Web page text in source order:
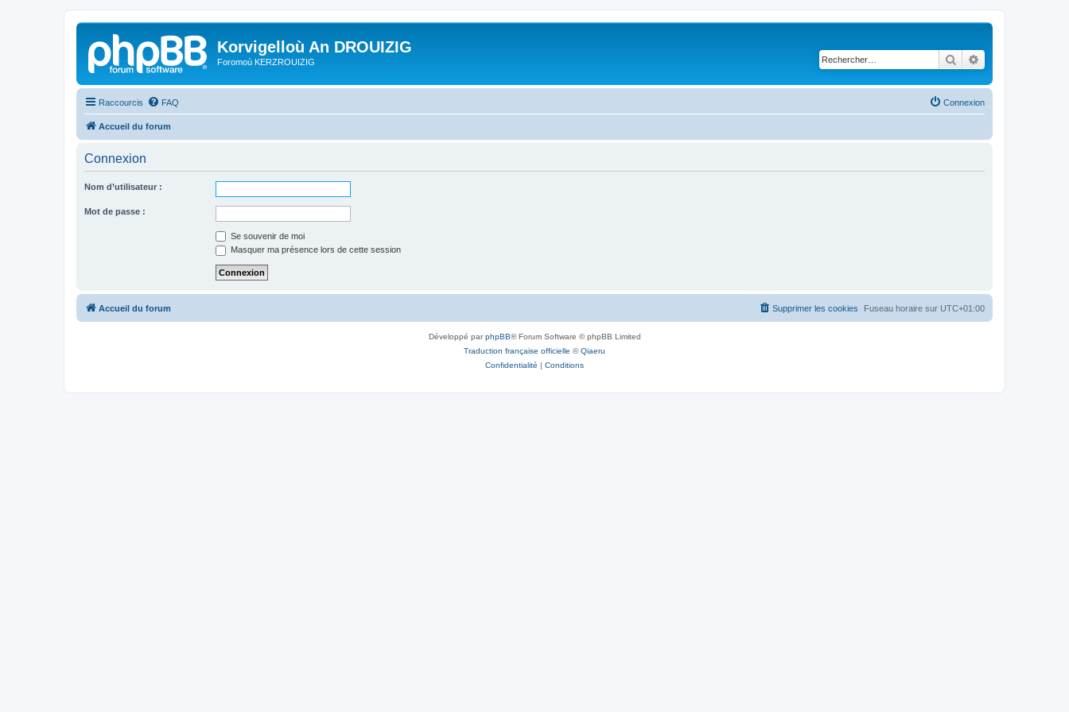
Korvigelloù An DROUIZIG
Foromoù KERZROUIZIG Rechercher
Raccourcis FAQ Connexion
Accueil du forum
Connexion
Nom d’utilisateur :
Mot de passe :
Se souvenir de moi
Masquer ma présence lors de cette session
Accueil du forum Fuseau horaire sur UTC+01:00
Supprimer les cookies
Développé parphpBB® Forum Software © phpBB Limited
Traduction française officielle ©Qiaeru
Confidentialité | Conditions